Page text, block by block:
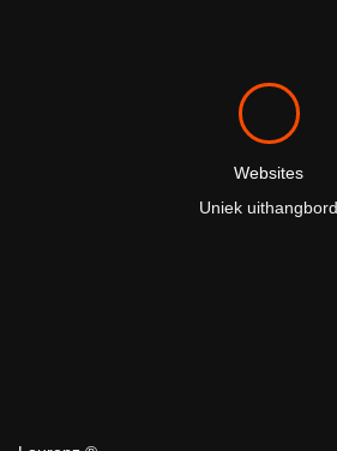
Websites
Uniek uithangbord